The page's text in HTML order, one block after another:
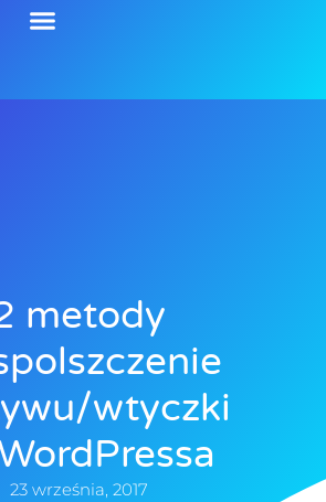
metody
wtyczki
23 września, 2017